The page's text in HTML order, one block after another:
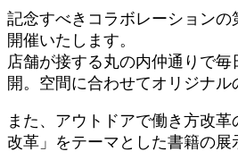
記念すべきコラボレーション
開催いたします。
店舗が接する丸の内仲通りで
開。空間に合わせてオリジナル
また、アウトドアで働き方改
改革」をテーマとした書籍の展